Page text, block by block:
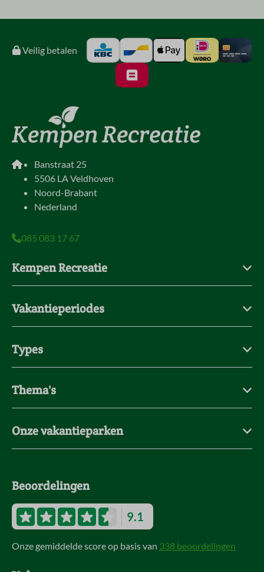
Veilig betalen
Banstraat 25
5506 LA Veldhoven
Noord-Brabant
Nederland
085 083 17 67
Kempen Recreatie
Vakantieperiodes
Types
Thema's
Onze vakantieparken
Beoordelingen
9.1
Onze gemiddelde score op basis van 338 beoordelingen